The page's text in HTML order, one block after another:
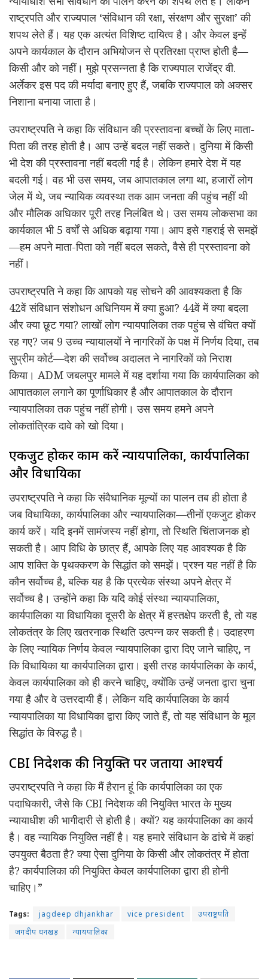
राष्ट्रपति और राज्यपाल ‘संविधान की रक्षा, संरक्षण और सुरक्षा’ की
शपथ लेते हैं। यह एक अत्यंत विशिष्ट दायित्व है। और केवल इन्हें
अपने कार्यकाल के दौरान अभियोजन से प्रतिरक्षा प्राप्त होती है—
किसी और को नहीं। मुझे प्रसन्नता है कि राज्यपाल राजेंद्र वी.
अर्लेकर इस पद की मर्यादा बनाए हुए हैं, जबकि राज्यपाल को अक्सर
निशाना बनाया जाता है।
उपराष्ट्रपति ने कहा कि संविधान की प्रस्तावना बच्चों के लिए माता-
पिता की तरह होती है। आप उन्हें बदल नहीं सकते। दुनिया में किसी
भी देश की प्रस्तावना नहीं बदली गई है। लेकिन हमारे देश में यह
बदली गई। वह भी उस समय, जब आपातकाल लगा था, हजारों लोग
जेल में थे, जब न्यायिक व्यवस्था तक आम जनता की पहुंच नहीं थी
और मौलिक अधिकार पूरी तरह निलंबित थे। उस समय लोकसभा का
कार्यकाल भी 5 वर्षों से अधिक बढ़ाया गया। आप इसे गहराई से समझें
—हम अपने माता-पिता को नहीं बदल सकते, वैसे ही प्रस्तावना को
नहीं।
उपराष्ट्रपति ने कहा कि आपको यह सोचने की आवश्यकता है कि
42वें संविधान संशोधन अधिनियम में क्या हुआ? 44वें में क्या बदला
और क्या छूट गया? लाखों लोग न्यायपालिका तक पहुंच से वंचित क्यों
रह गए? जब 9 उच्च न्यायालयों ने नागरिकों के पक्ष में निर्णय दिया, तब
सुप्रीम कोर्ट—देश की सर्वोच्च अदालत ने नागरिकों को निराश
किया। ADM जबलपुर मामले में यह दर्शाया गया कि कार्यपालिका को
आपातकाल लगाने का पूर्णाधिकार है और आपातकाल के दौरान
न्यायपालिका तक पहुंच नहीं होगी। उस समय हमने अपने
लोकतांत्रिक दावे को खो दिया।
एकजुट होकर काम करें न्यायपालिका, कार्यपालिका
और विधायिका
उपराष्ट्रपति ने कहा कि संवैधानिक मूल्यों का पालन तब ही होता है
जब विधायिका, कार्यपालिका और न्यायपालिका—तीनों एकजुट होकर
कार्य करें। यदि इनमें सामंजस्य नहीं होगा, तो स्थिति चिंताजनक हो
सकती है। आप विधि के छात्र हैं, आपके लिए यह आवश्यक है कि
आप शक्ति के पृथक्करण के सिद्धांत को समझें। प्रश्न यह नहीं है कि
कौन सर्वोच्च है, बल्कि यह है कि प्रत्येक संस्था अपने क्षेत्र में
सर्वोच्च है। उन्होंने कहा कि यदि कोई संस्था न्यायपालिका,
कार्यपालिका या विधायिका दूसरी के क्षेत्र में हस्तक्षेप करती है, तो यह
लोकतंत्र के लिए खतरनाक स्थिति उत्पन्न कर सकती है। उदाहरण
के लिए न्यायिक निर्णय केवल न्यायपालिका द्वारा दिए जाने चाहिए, न
कि विधायिका या कार्यपालिका द्वारा। इसी तरह कार्यपालिका के कार्य,
केवल कार्यपालिका को ही करने चाहिए, क्योंकि उन्हें जनता द्वारा चुना
गया है और वे उत्तरदायी हैं। लेकिन यदि कार्यपालिका के कार्य
न्यायपालिका या विधायिका द्वारा किए जाते हैं, तो यह संविधान के मूल
सिद्धांत के विरुद्ध है।
CBI निदेशक की नियुक्ति पर जताया आश्चर्य
उपराष्ट्रपति ने कहा कि मैं हैरान हूं कि कार्यपालिका का एक
पदाधिकारी, जैसे कि CBI निदेशक की नियुक्ति भारत के मुख्य
न्यायाधीश की भागीदारी से होती है। क्यों? यह कार्यपालिका का कार्य
है। वह न्यायिक नियुक्ति नहीं है। यह हमारे संविधान के ढांचे में कहां
उपयुक्त बैठता है? क्या ऐसा दुनिया के किसी और लोकतंत्र में होता
है? कार्यपालिका की नियुक्ति केवल कार्यपालिका द्वारा ही होनी
चाहिए।”
Tags: jagdeep dhjankhar vice president
उपराष्ट्रपति
जगदीप धनखड़
न्यायपालिका